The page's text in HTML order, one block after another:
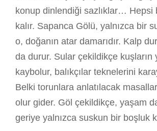
konup dinlendiği sazlıklar… Hepsi
kalır. Sapanca Gölü, yalnızca bir
o, doğanın atar damarıdır. Kalp
da durur. Sular çekildikçe kuşların
kaybolur, balıkçılar teknelerini
Belki torunlara anlatılacak
olur gider. Göl çekildikçe, yaşam
geriye yalnızca suskun bir boşluk